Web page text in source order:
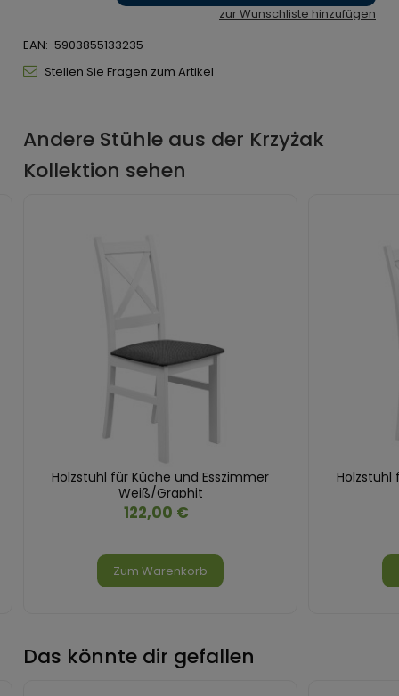
zur Wunschliste hinzufügen
EAN: 5903855133235
Stellen Sie Fragen zum Artikel
Andere Stühle aus der Krzyżak
Kollektion sehen
Holzstuhl für Küche und Esszimmer
Weiß/Graphit
122,00 €
Zum Warenkorb
Holzstuhl
Das könnte dir gefallen